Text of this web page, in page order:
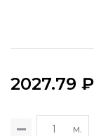
2027.79 ₽
м.